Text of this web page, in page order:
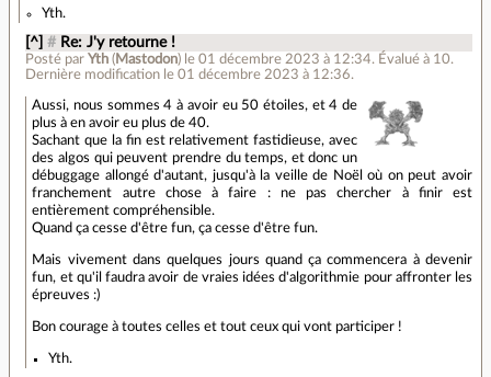
Yth.
[^] # Re: J'y retourne !
Posté par Yth ( Mastodon) le 01 décembre 2023 à 12:34. Évalué à 10.
Dernière modification le 01 décembre 2023 à 12:36.
Aussi, nous sommes 4 à avoir eu 50 étoiles, et 4 de
plus à en avoir eu plus de 40.
Sachant que la fin est relativement fastidieuse, avec
des algos qui peuvent prendre du temps, et donc un
débuggage allongé d'autant, jusqu'à la veille de Noël où on peut avoir
franchement autre chose à faire : ne pas chercher à finir est
entièrement compréhensible.
Quand ça cesse d'être fun, ça cesse d'être fun.
Mais vivement dans quelques jours quand ça commencera à devenir
fun, et qu'il faudra avoir de vraies idées d'algorithmie pour affronter les
épreuves :)
Bon courage à toutes celles et tout ceux qui vont participer !
Yth.